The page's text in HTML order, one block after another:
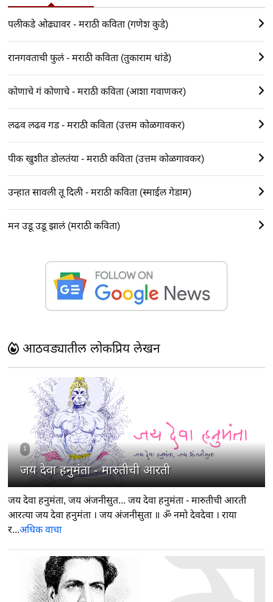
पलीकडे ओढ्यावर - मराठी कविता (गणेश कुडे)
रानगवताची फुलं - मराठी कविता (तुकाराम धांडे)
कोणाचे गं कोणाचे - मराठी कविता (आशा गवाणकर)
लढव लढव गड - मराठी कविता (उत्तम कोळगावकर)
पीक खुशीत डोलतंया - मराठी कविता (उत्तम कोळगावकर)
उन्हात सावली तू दिली - मराठी कविता (स्माईल गेडाम)
मन उडू उडू झालं (मराठी कविता)
आठवड्यातील लोकप्रिय लेखन
1
जय देवा हनुमंता - मारुतीची आरती
जय देवा हनुमंता, जय अंजनीसुत... जय देवा हनुमंता - मारुतीची आरती
आरत्या जय देवा हनुमंता । जय अंजनीसुता ॥ ॐ नमो देवदेवा । राया
र...अधिक वाचा